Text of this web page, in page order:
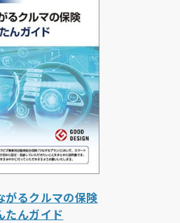
がるクルマの保険
たんガイド